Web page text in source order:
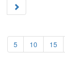
5 10 15